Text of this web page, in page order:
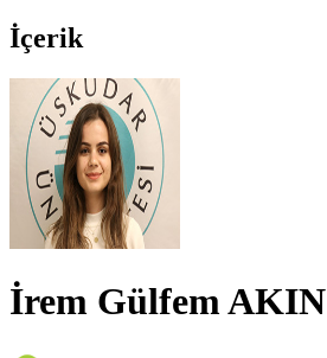
İçerik
İrem Gülfem AKIN